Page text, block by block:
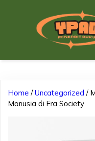
Home /Uncategorized /
Manusia di Era Society